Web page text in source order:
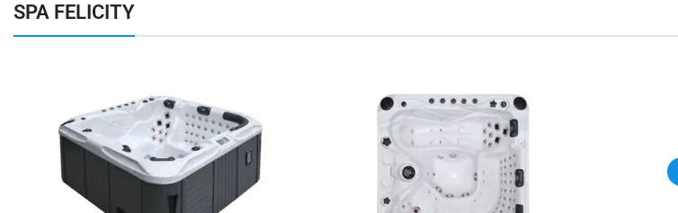
SPA FELICITY